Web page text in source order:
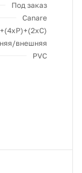
Под заказ
Canare
внешняя
PVC